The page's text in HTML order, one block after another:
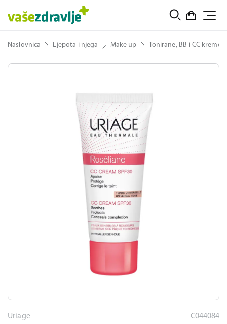
Naslovnica Ljepota i njega Make up Tonirane, BB i CC kreme
Uriage C044084